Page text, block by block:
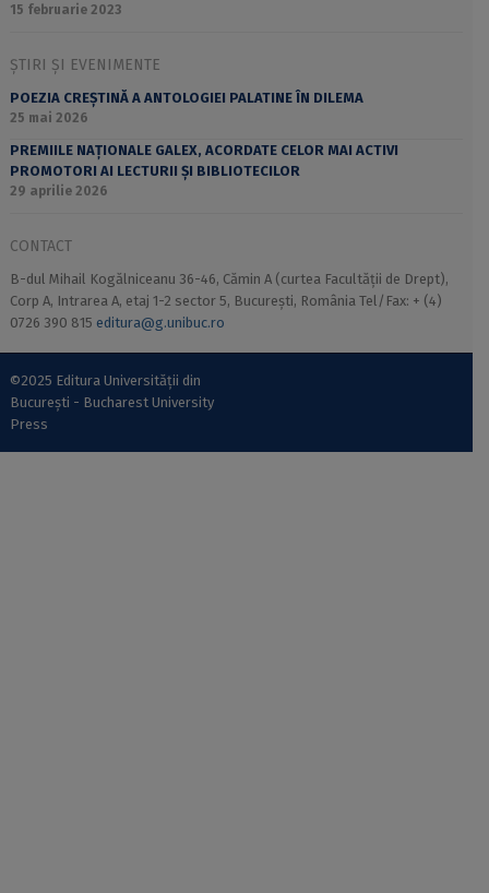
15 februarie 2023
ȘTIRI ȘI EVENIMENTE
POEZIA CREȘTINĂ A ANTOLOGIEI PALATINE ÎN DILEMA
25 mai 2026
PREMIILE NAȚIONALE GALEX, ACORDATE CELOR MAI ACTIVI
PROMOTORI AI LECTURII ȘI BIBLIOTECILOR
29 aprilie 2026
CONTACT
B-dul Mihail Kogălniceanu 36-46, Cămin A (curtea Facultății de Drept),
Corp A, Intrarea A, etaj 1-2 sector 5, București, România Tel/Fax: + (4)
0726 390 815 editura@g.unibuc.ro
©2025 Editura Universității din
București - Bucharest University
Press